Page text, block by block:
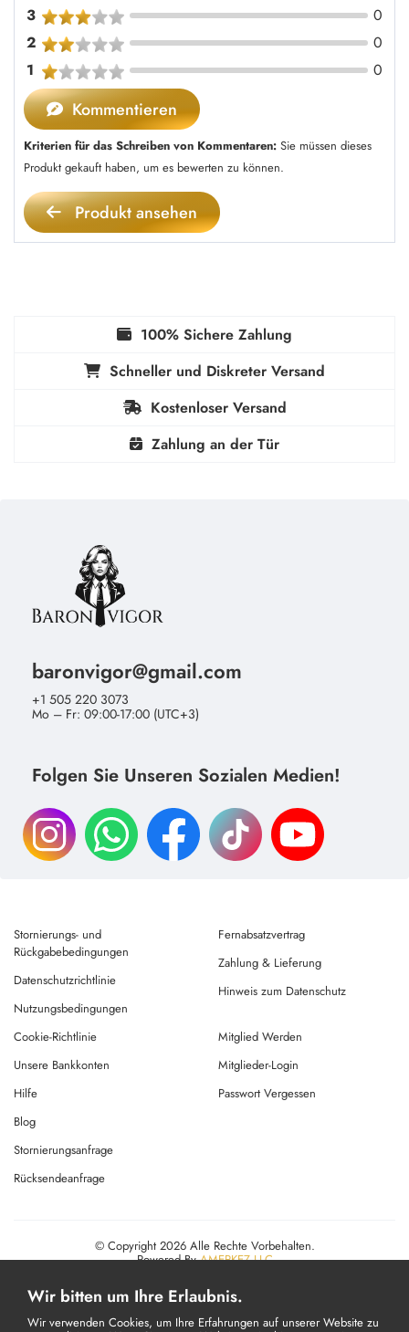
3
0
2
0
1
0
Kommentieren
Kriterien für das Schreiben von Kommentaren: Sie müssen dieses
Produkt gekauft haben, um es bewerten zu können.
Produkt ansehen
100% Sichere Zahlung
Schneller und Diskreter Versand
Kostenloser Versand
Zahlung an der Tür
baronvigor@gmail.com
+1 505 220 3073
Mo – Fr: 09:00-17:00 (UTC+3)
Folgen Sie Unseren Sozialen Medien!
Stornierungs- und
Rückgabebedingungen
Datenschutzrichtlinie
Nutzungsbedingungen
Fernabsatzvertrag
Zahlung & Lieferung
Hinweis zum Datenschutz
Cookie-Richtlinie
Unsere Bankkonten
Hilfe
Mitglied Werden
Mitglieder-Login
Passwort Vergessen
Blog
Stornierungsanfrage
Rücksendeanfrage
© Copyright 2026 Alle Rechte Vorbehalten.
Powered ByAMERKEZ LLC
Wir bitten um Ihre Erlaubnis.
Wir verwenden Cookies, um Ihre Erfahrungen auf unserer Website zu